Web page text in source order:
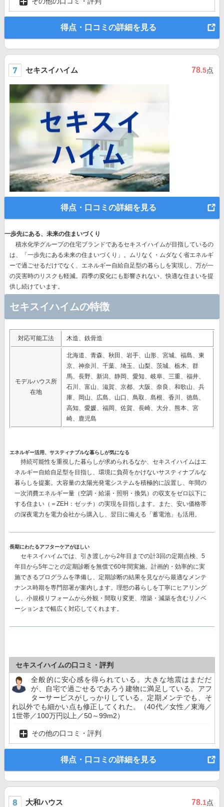
得点・口コミの詳細を見る
セキスイハイム 78.5点
得点・口コミの詳細を見る
一歩先にある、未来の住まいづくり
積水化学グループの住宅ブランドであるセキスイハイムが目指しているの
は、
「一歩先にある未来の住まいづくり」。 ムリなく・ムダなく省エネルギ
ーで過ごせるだけでなく、エネルギー自給自足型の暮らしを実現し、万が一
の災害時のリスクも軽減。四季の変化にも影響されない、快適な住まいを提
供し続けています。
セキスイハイムの特徴
対応可能工法 木造、鉄骨造
モデルハウス所
在地
北海道、青森、秋田、岩手、山形、宮城、福島、東
京、神奈川、千葉、埼玉、山梨、茨城、栃木、群
馬、長野、新潟、静岡、愛知、岐阜、三重、福井、
石川、富山、滋賀、京都、大阪、奈良、和歌山、兵
庫、岡山、広島、山口、鳥取、島根、香川、徳島、
高知、愛媛、福岡、佐賀、長崎、大分、熊本、宮
崎、鹿児島
エネルギー活用、サスティナブルな暮らしが気になる
持続可能性を重視した暮らしが求められるなか、セキスイハイムはエ
ネルギー自給自足型を目指し、環境に負荷をかけないサスティナブルな
暮らしを提案。大容量の太陽光発電システムを積極的に設置し、 年間の
一次消費エネルギー量（空調・給湯・照明・換気）の収支をゼロ以下に
する住まい（＝ZEH：ゼッチ）の実現を目指します。また、安い価格帯
の深夜電力を電力会社から購入し、翌日に備える 「蓄電池」 も活用。
長期にわたるアフターケアがほしい
セキスイハイムでは、 引き渡しから2年目までの計3回の定期点検、 5
年目から5年ごとの定期診断を無償で60年間実施。計画的・効率的に実
施できるプログラムを準備し、定期診断の結果を見ながら最適なメンテ
ナンス時期を専門部署が案内します。理想の暮らしを丁寧にヒアリング
し、小規模リフォームから外観・間取り変更、増築・減築を含むリノベ
ーションまで幅広く対応してくれます。
セキスイハイムの口コミ・評判
全般的に安心感を得られている。大きな地震はまだだ
が、自宅で過ごせるであろう建物に満足している。アフ
ターサービスがしっかりしている。定期メンテでも、そ
れ以外でも細かい点も修正してくれた。（40代／女性／東海／
1世帯／100万円以上／50～99m2）
その他の口コミ・評判
得点・口コミの詳細を見る
大和ハウス 78.1点